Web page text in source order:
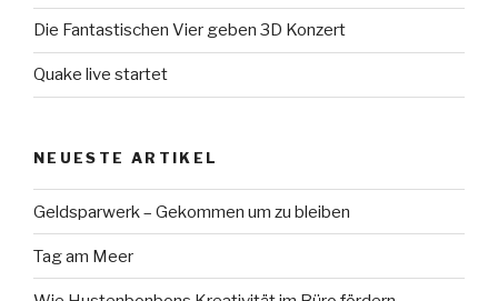
Die Fantastischen Vier geben 3D Konzert
Quake live startet
NEUESTE ARTIKEL
Geldsparwerk – Gekommen um zu bleiben
Tag am Meer